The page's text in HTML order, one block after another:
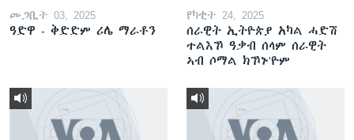
መጋቢት 03, 2025
ዓድዋ - ቅድድም ሪሌ ማራቶን
የካቲት 24, 2025
ሰራዊት ኢትዮጵያ አካል ሓድሽ
ተልእኾ ዓቃብ ሰላም ሰራዊት
ኣብ ሶማል ክኾኑ'ዮም